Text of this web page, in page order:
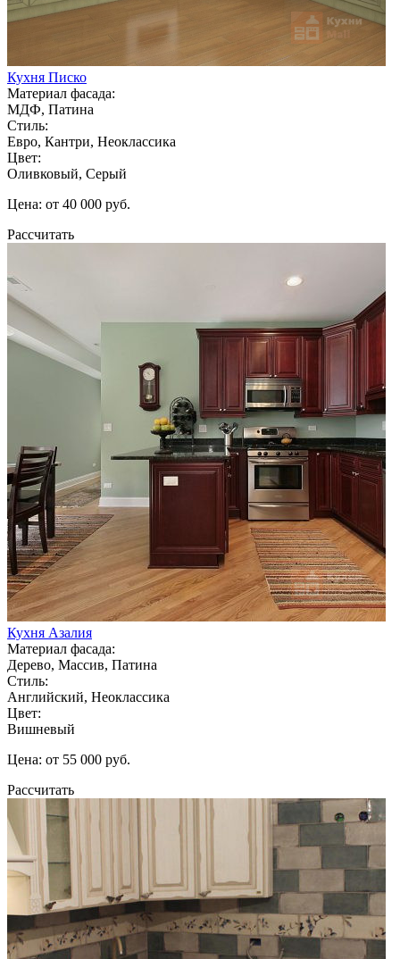
Кухня Писко
Материал фасада:
МДФ, Патина
Стиль:
Евро, Кантри, Неоклассика
Цвет:
Оливковый, Серый
Цена: от 40 000 руб.
Рассчитать
Кухня Азалия
Материал фасада:
Дерево, Массив, Патина
Стиль:
Английский, Неоклассика
Цвет:
Вишневый
Цена: от 55 000 руб.
Рассчитать